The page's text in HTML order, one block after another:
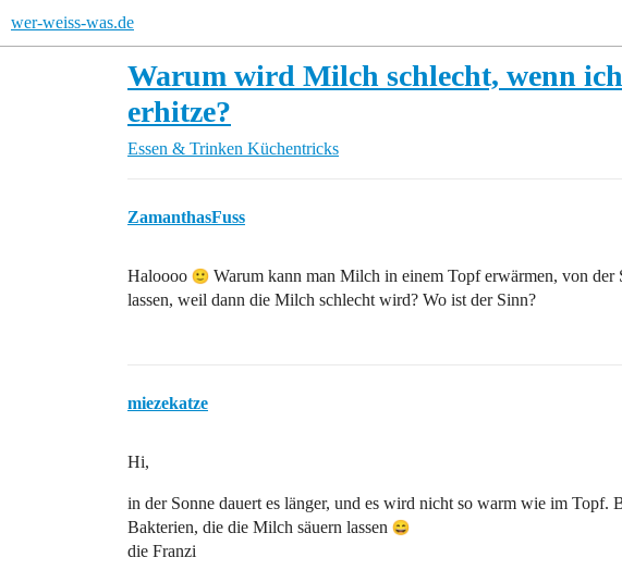
wer-weiss-was.de
Warum wird Milch schlecht, wenn
erhitze?
Essen & Trinken Küchentricks
ZamanthasFuss
Haloooo
Warum kann man Milch in einem Topf erwärmen, von der
lassen, weil dann die Milch schlecht wird? Wo ist der Sinn?
miezekatze
Hi,
in der Sonne dauert es länger, und es wird nicht so warm wie im Topf.
Bakterien, die die Milch säuern lassen
die Franzi